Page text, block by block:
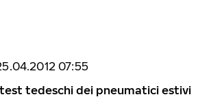
07:55
tedeschi dei pneumatici estivi